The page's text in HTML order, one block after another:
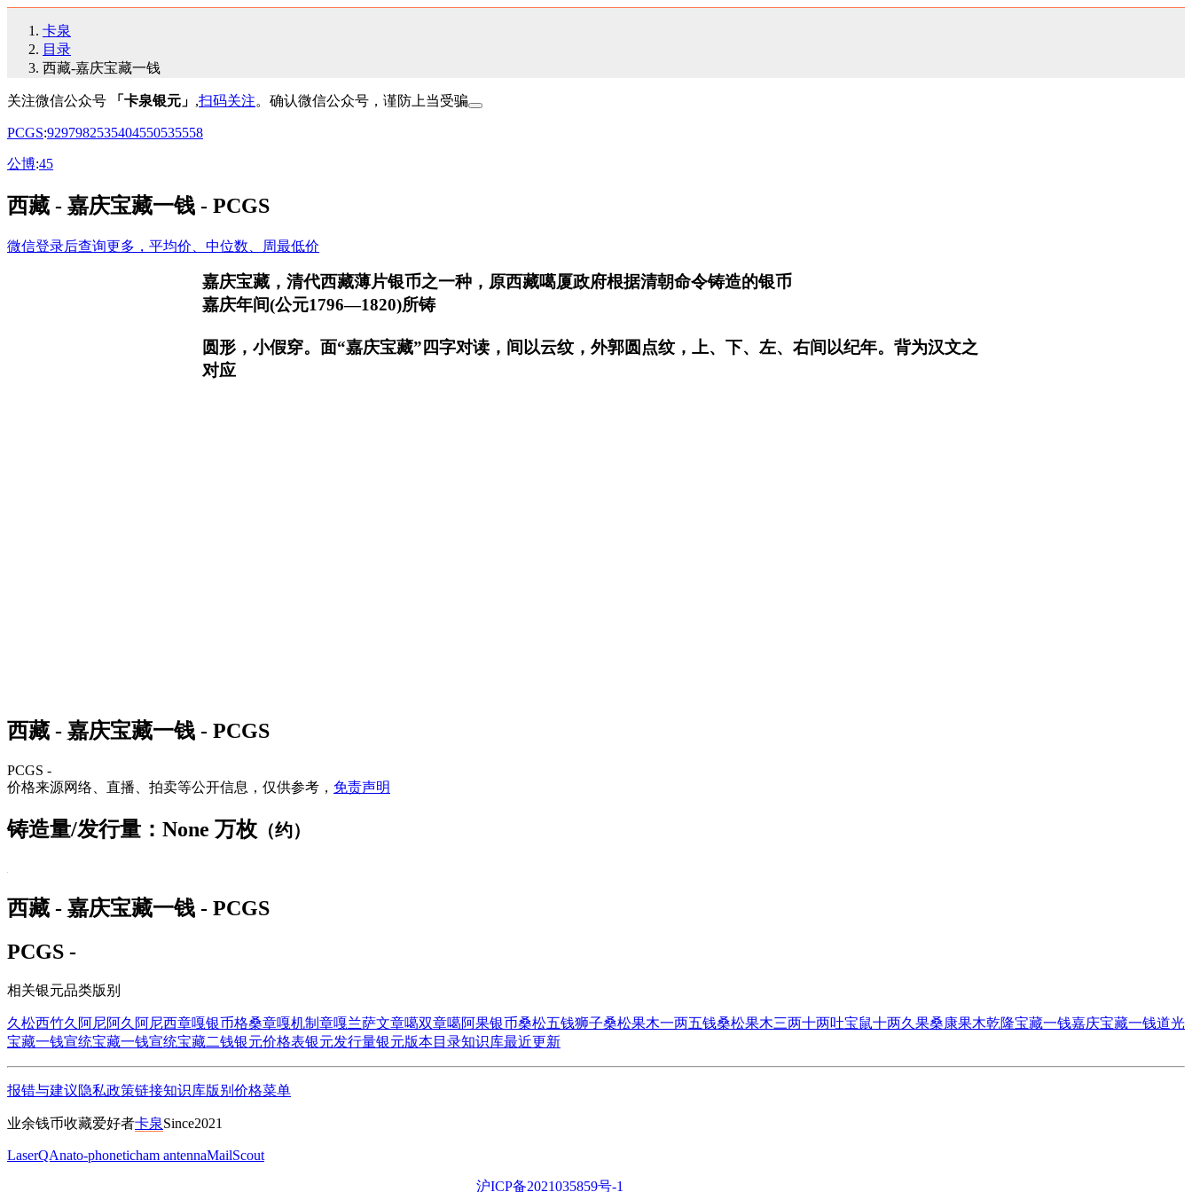
卡泉
目录
西藏-嘉庆宝藏一钱
关注微信公众号 「卡泉银元」 ,扫码关注。确认微信公众号，谨防上当受骗
PCGS:9297982535404550535558
公博:45
西藏 - 嘉庆宝藏一钱 - PCGS
微信登录后查询更多，平均价、中位数、周最低价
嘉庆宝藏，清代西藏薄片银币之一种，原西藏噶厦政府根据清朝命令铸造的银币
嘉庆年间(公元1796—1820)所铸
圆形，小假穿。面“嘉庆宝藏”四字对读，间以云纹，外郭圆点纹，上、下、左、右间以纪年。背为汉文之
对应
西藏 - 嘉庆宝藏一钱 - PCGS
PCGS -
价格来源网络、直播、拍卖等公开信息，仅供参考， 免责声明
铸造量/发行量：None 万枚 （约）
西藏 - 嘉庆宝藏一钱 - PCGS
PCGS -
相关银元品类版别
久松西竹久阿尼阿久阿尼西章嘎银币格桑章嘎机制章嘎兰萨文章噶双章噶阿果银币桑松五钱狮子桑松果木一两五钱桑松果木三两十两吐宝鼠十两久果桑康果木乾隆宝藏一钱嘉庆宝藏一钱道光
宝藏一钱宣统宝藏一钱宣统宝藏二钱银元价格表银元发行量银元版本目录知识库最近更新
报错与建议隐私政策链接知识库版别 价格菜单
业余钱币收藏爱好者卡泉Since2021
LaserQAnato-phoneticham antennaMailScout
沪ICP备2021035859号-1